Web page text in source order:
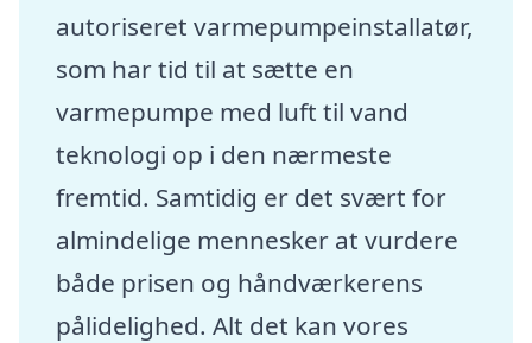
autoriseret varmepumpeinstallatør,
som har tid til at sætte en
varmepumpe med luft til vand
teknologi op i den nærmeste
fremtid. Samtidig er det svært for
almindelige mennesker at vurdere
både prisen og håndværkerens
pålidelighed. Alt det kan vores